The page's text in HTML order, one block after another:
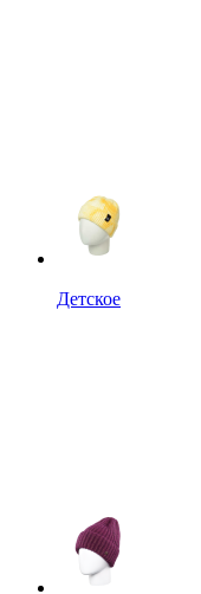
Детское